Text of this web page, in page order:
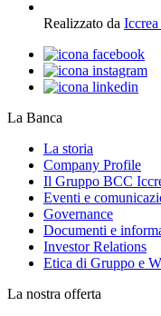
Realizzato da
La Banca
La storia
Company Profile
Il Gruppo BCC
Eventi e
Governance
Documenti e
Investor Relations
Etica di Gruppo e
La nostra offerta